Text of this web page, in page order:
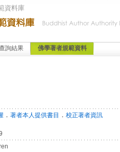
資料庫
詢結果 佛學著者規範資料
． 著者本人提供書目 ． 校正著者資訊